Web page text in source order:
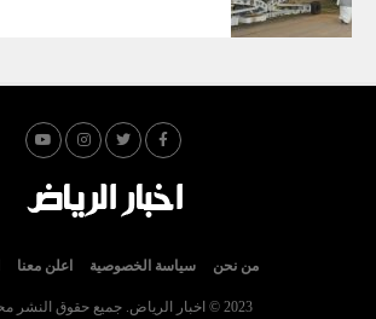
من نحن سياسة الخصوصية اعلن معنا
2023 © اخبار الرياض. جميع حقوق النشر محفوظة.